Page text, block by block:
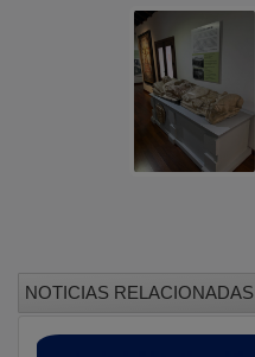
NOTICIAS RELACIONADAS